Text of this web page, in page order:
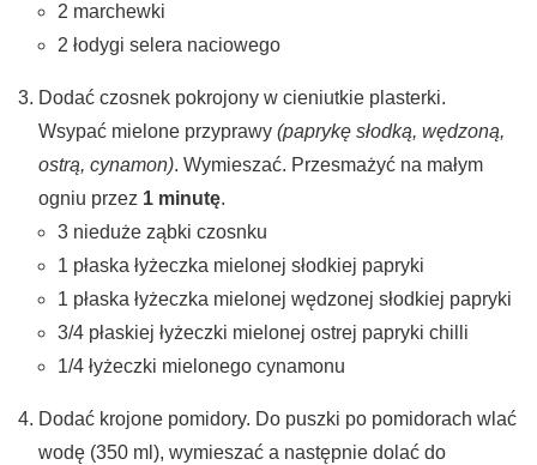
2 marchewki
2 łodygi selera naciowego
Dodać czosnek pokrojony w cieniutkie plasterki.
Wsypać mielone przyprawy (paprykę słodką, wędzoną,
ostrą, cynamon). Wymieszać. Przesmażyć na małym
ogniu przez 1 minutę.
3 nieduże ząbki czosnku
1 płaska łyżeczka mielonej słodkiej papryki
1 płaska łyżeczka mielonej wędzonej słodkiej papryki
3/4 płaskiej łyżeczki mielonej ostrej papryki chilli
1/4 łyżeczki mielonego cynamonu
Dodać krojone pomidory. Do puszki po pomidorach wlać
wodę (350 ml), wymieszać a następnie dolać do